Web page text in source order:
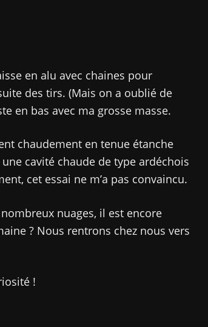
en alu avec chaines pour
des tirs. (Mais on a oublié de
en bas avec ma grosse masse.
chaudement en tenue étanche
cavité chaude de type ardéchois
cet essai ne m’a pas convaincu.
nuages, il est encore
? Nous rentrons chez nous vers
!